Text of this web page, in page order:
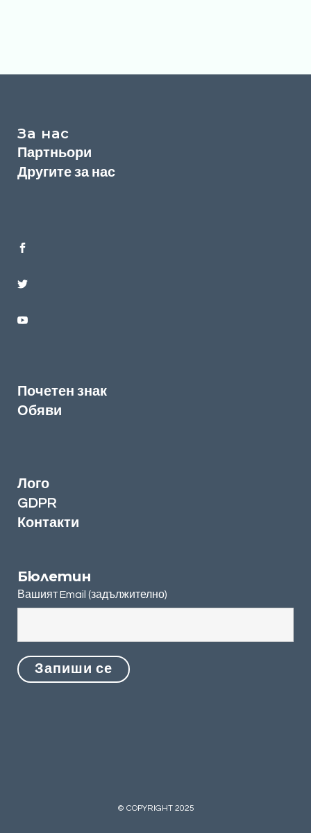
За нас
Партньори
Другите за нас
Почетен знак
Обяви
Лого
GDPR
Контакти
Бюлетин
Вашият Email (задължително)
© COPYRIGHT 2025